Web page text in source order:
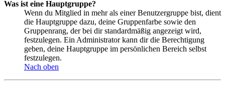
Was ist eine Hauptgruppe?
Wenn du Mitglied in mehr als einer Benutzergruppe bist, dient
die Hauptgruppe dazu, deine Gruppenfarbe sowie den
Gruppenrang, der bei dir standardmäßig angezeigt wird,
festzulegen. Ein Administrator kann dir die Berechtigung
geben, deine Hauptgruppe im persönlichen Bereich selbst
festzulegen.
Nach oben